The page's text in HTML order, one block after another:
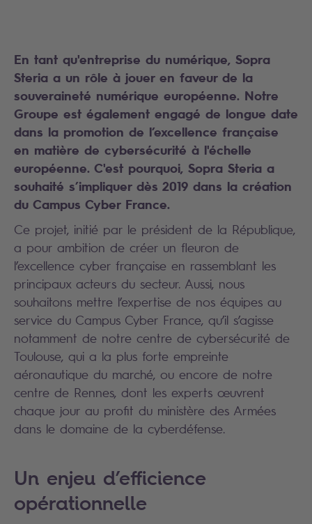
En tant qu'entreprise du numérique, Sopra
Steria a un rôle à jouer en faveur de la
souveraineté numérique européenne. Notre
Groupe est également engagé de longue date
dans la promotion de l’excellence française
en matière de cybersécurité à l'échelle
européenne. C'est pourquoi, Sopra Steria a
souhaité s’impliquer dès 2019 dans la création
du Campus Cyber France.
Ce projet, initié par le président de la République,
a pour ambition de créer un fleuron de
l’excellence cyber française en rassemblant les
principaux acteurs du secteur. Aussi, nous
souhaitons mettre l’expertise de nos équipes au
service du Campus Cyber France, qu’il s’agisse
notamment de notre centre de cybersécurité de
Toulouse, qui a la plus forte empreinte
aéronautique du marché, ou encore de notre
centre de Rennes, dont les experts œuvrent
chaque jour au profit du ministère des Armées
dans le domaine de la cyberdéfense.
Un enjeu d’efficience
opérationnelle